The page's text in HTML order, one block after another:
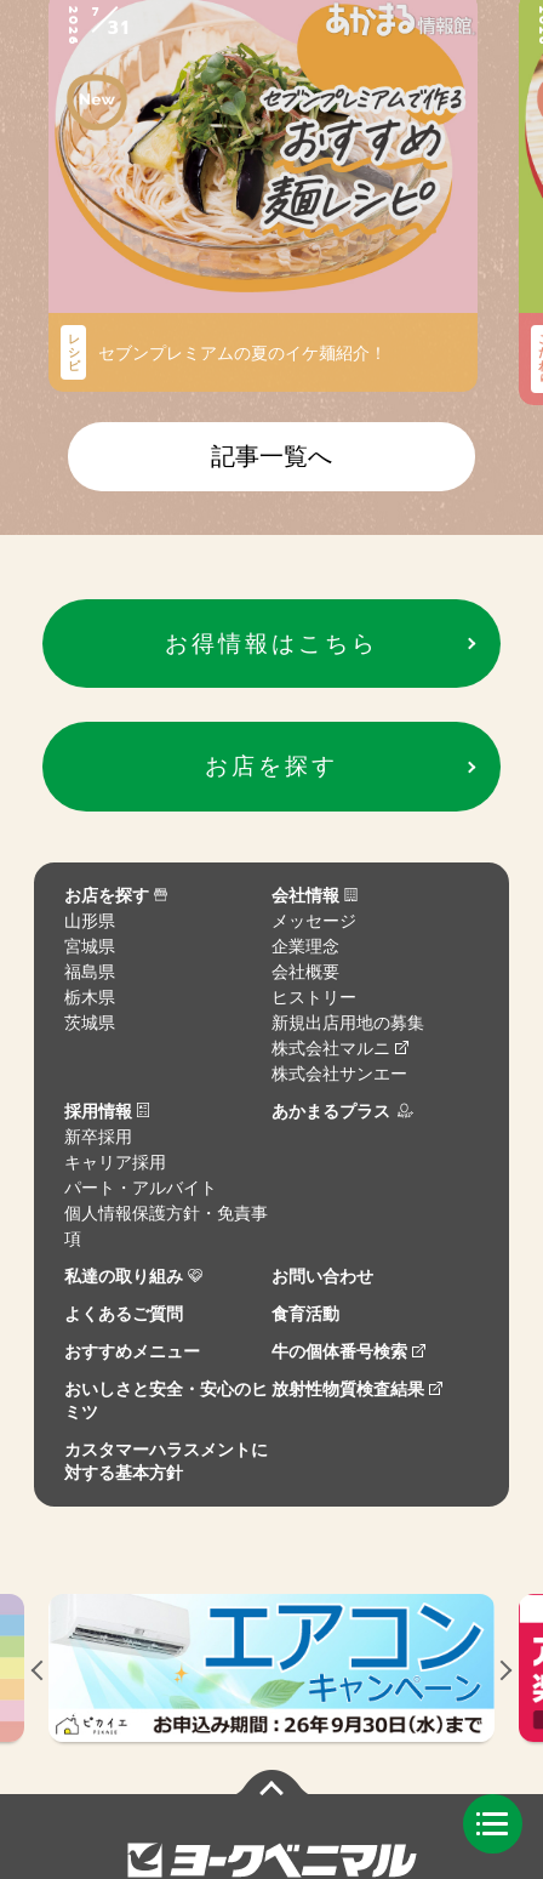
2026 7
31
レ
シ
ピ
セブンプレミアムの夏のイケ麺紹介！
記事一覧へ
お得情報はこちら
お店を探す
お店を探す
山形県
宮城県
福島県
栃木県
茨城県
会社情報
メッセージ
企業理念
会社概要
ヒストリー
新規出店用地の募集
株式会社マルニ
株式会社サンエー
採用情報
新卒採用
キャリア採用
パート・アルバイト
個人情報保護方針・免責事
項
あかまるプラス
私達の取り組み
お問い合わせ
よくあるご質問
食育活動
おすすめメニュー
牛の個体番号検索
おいしさと安全・安心のヒ
ミツ
放射性物質検査結果
カスタマーハラスメントに
対する基本方針